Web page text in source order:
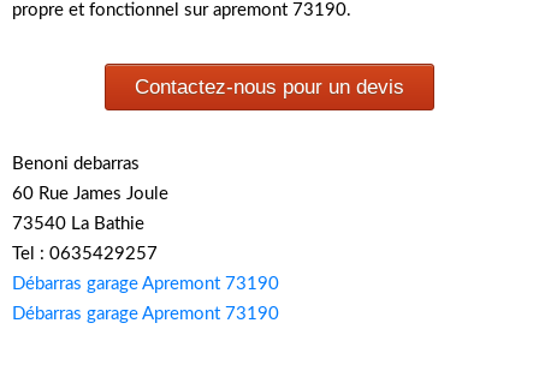
propre et fonctionnel sur apremont 73190.
Contactez-nous pour un devis
Benoni debarras
60 Rue James Joule
73540 La Bathie
Tel : 0635429257
Débarras garage Apremont 73190
Débarras garage Apremont 73190